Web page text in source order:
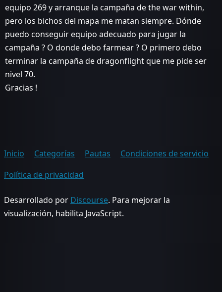
equipo 269 y arranque la campaña de the war within,
pero los bichos del mapa me matan siempre. Dónde
puedo conseguir equipo adecuado para jugar la
campaña ? O donde debo farmear ? O primero debo
terminar la campaña de dragonflight que me pide ser
nivel 70.
Gracias !
Inicio Categorías Pautas
Condiciones de servicio
Política de privacidad
Desarrollado por Discourse. Para mejorar la
visualización, habilita JavaScript.